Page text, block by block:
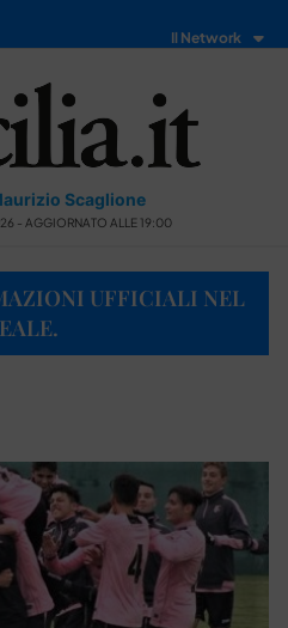
Il Network
Scaglione
- AGGIORNATO ALLE 19:00
UFFICIALI NEL